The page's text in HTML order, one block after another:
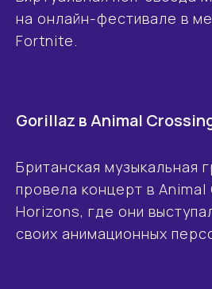
на онлайн-фестивале в
Fortnite.
Gorillaz в Animal
Британская музыкальная
провела концерт в
Horizons, где они
своих анимационных